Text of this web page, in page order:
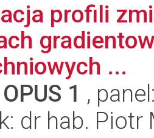
profili
...
OPUS 1 ,
dr hab. Piotr